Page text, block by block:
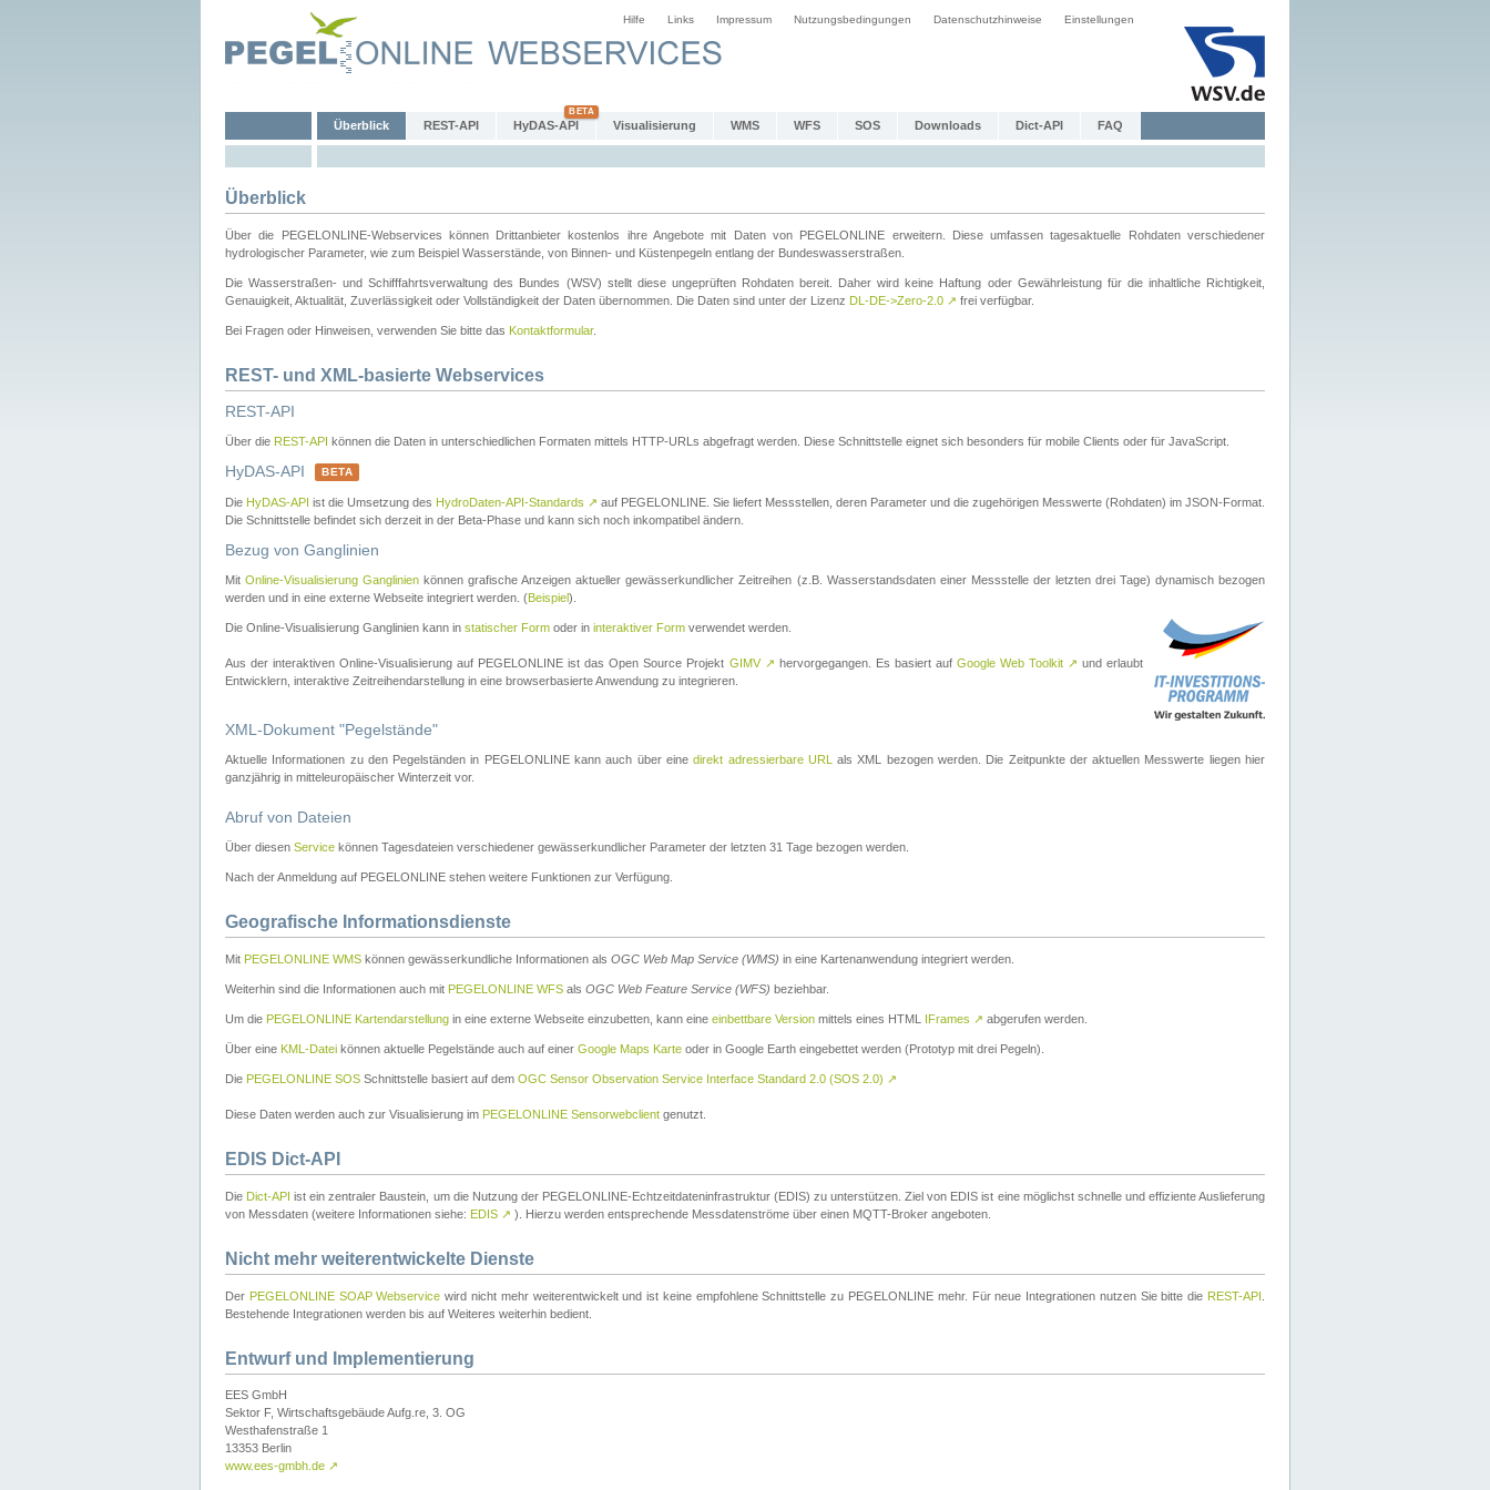
Hilfe Links Impressum Nutzungsbedingungen Datenschutzhinweise Einstellungen
Überblick REST-API HyDAS-API Visualisierung WMS WFS SOS Downloads Dict-API FAQ
Überblick
Über die PEGELONLINE-Webservices können Drittanbieter kostenlos ihre Angebote mit Daten von PEGELONLINE erweitern. Diese umfassen tagesaktuelle Rohdaten verschiedener
hydrologischer Parameter, wie zum Beispiel Wasserstände, von Binnen- und Küstenpegeln entlang der Bundeswasserstraßen.
Die Wasserstraßen- und Schifffahrtsverwaltung des Bundes (WSV) stellt diese ungeprüften Rohdaten bereit. Daher wird keine Haftung oder Gewährleistung für die inhaltliche Richtigkeit,
Genauigkeit, Aktualität, Zuverlässigkeit oder Vollständigkeit der Daten übernommen. Die Daten sind unter der Lizenz DL-DE->Zero-2.0 ↗ frei verfügbar.
Bei Fragen oder Hinweisen, verwenden Sie bitte das Kontaktformular.
REST- und XML-basierte Webservices
REST-API
Über die REST-API können die Daten in unterschiedlichen Formaten mittels HTTP-URLs abgefragt werden. Diese Schnittstelle eignet sich besonders für mobile Clients oder für JavaScript.
HyDAS-API BETA
Die HyDAS-API ist die Umsetzung des HydroDaten-API-Standards ↗ auf PEGELONLINE. Sie liefert Messstellen, deren Parameter und die zugehörigen Messwerte (Rohdaten) im JSON-Format.
Die Schnittstelle befindet sich derzeit in der Beta-Phase und kann sich noch inkompatibel ändern.
Bezug von Ganglinien
MitOnline-Visualisierung Ganglinien können grafische Anzeigen aktueller gewässerkundlicher Zeitreihen (z.B. Wasserstandsdaten einer Messstelle der letzten drei Tage) dynamisch bezogen
werden und in eine externe Webseite integriert werden. (Beispiel).
Die Online-Visualisierung Ganglinien kann in statischer Form oder in interaktiver Form verwendet werden.
Aus der interaktiven Online-Visualisierung auf PEGELONLINE ist das Open Source Projekt GIMV ↗ hervorgegangen. Es basiert auf Google Web Toolkit ↗ und erlaubt
Entwicklern, interaktive Zeitreihendarstellung in eine browserbasierte Anwendung zu integrieren.
XML-Dokument "Pegelstände"
Aktuelle Informationen zu den Pegelständen in PEGELONLINE kann auch über einedirekt adressierbare URL
als XML bezogen werden. Die Zeitpunkte der aktuellen Messwerte liegen hier
ganzjährig in mitteleuropäischer Winterzeit vor.
Abruf von Dateien
Über diesen Service können Tagesdateien verschiedener gewässerkundlicher Parameter der letzten 31 Tage bezogen werden.
Nach der Anmeldung auf PEGELONLINE stehen weitere Funktionen zur Verfügung.
Geografische Informationsdienste
Mit PEGELONLINE WMS können gewässerkundliche Informationen als OGC Web Map Service (WMS) in eine Kartenanwendung integriert werden.
Weiterhin sind die Informationen auch mit PEGELONLINE WFS als OGC Web Feature Service (WFS) beziehbar.
Um die PEGELONLINE Kartendarstellung in eine externe Webseite einzubetten, kann eine einbettbare Version mittels eines HTML IFrames ↗ abgerufen werden.
Über eine KML-Datei können aktuelle Pegelstände auch auf einer Google Maps Karte oder in Google Earth eingebettet werden (Prototyp mit drei Pegeln).
Die PEGELONLINE SOS Schnittstelle basiert auf dem OGC Sensor Observation Service Interface Standard 2.0 (SOS 2.0) ↗
Diese Daten werden auch zur Visualisierung im PEGELONLINE Sensorwebclient genutzt.
EDIS Dict-API
Die Dict-API ist ein zentraler Baustein, um die Nutzung der PEGELONLINE-Echtzeitdateninfrastruktur (EDIS) zu unterstützen. Ziel von EDIS ist eine möglichst schnelle und effiziente Auslieferung
von Messdaten (weitere Informationen siehe: EDIS ↗ ). Hierzu werden entsprechende Messdatenströme über einen MQTT-Broker angeboten.
Nicht mehr weiterentwickelte Dienste
Der PEGELONLINE SOAP Webservice wird nicht mehr weiterentwickelt und ist keine empfohlene Schnittstelle zu PEGELONLINE mehr. Für neue Integrationen nutzen Sie bitte die REST-API
Bestehende Integrationen werden bis auf Weiteres weiterhin bedient.
Entwurf und Implementierung
EES GmbH
Sektor F, Wirtschaftsgebäude Aufg.re, 3. OG
Westhafenstraße 1
13353 Berlin
www.ees-gmbh.de ↗